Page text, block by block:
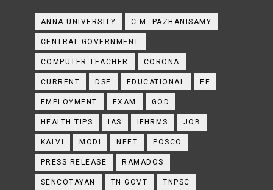
ANNA UNIVERSITY C.M .PAZHANISAMY
CENTRAL GOVERNMENT
COMPUTER TEACHER CORONA
CURRENT DSE EDUCATIONAL EE
EMPLOYMENT EXAM GOD
HEALTH TIPS IAS IFHRMS JOB
KALVI MODI NEET POSCO
PRESS RELEASE RAMADOS
SENCOTAYAN TN GOVT TNPSC